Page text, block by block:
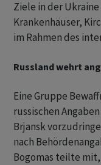
Ziele in der
Krankenhäuser,
im Rahmen des
Russland wehrt
Eine Gruppe
russischen
Brjansk
nach
Bogomas teilte